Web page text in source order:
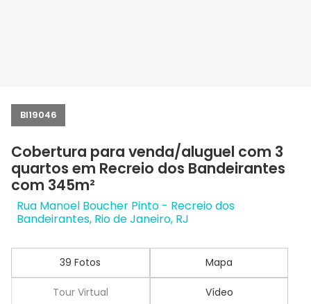
BI19046
Cobertura para venda/aluguel com 3
quartos em Recreio dos Bandeirantes
com 345m²
Rua Manoel Boucher Pinto - Recreio dos
Bandeirantes, Rio de Janeiro, RJ
39 Fotos Mapa
Tour Virtual Vídeo